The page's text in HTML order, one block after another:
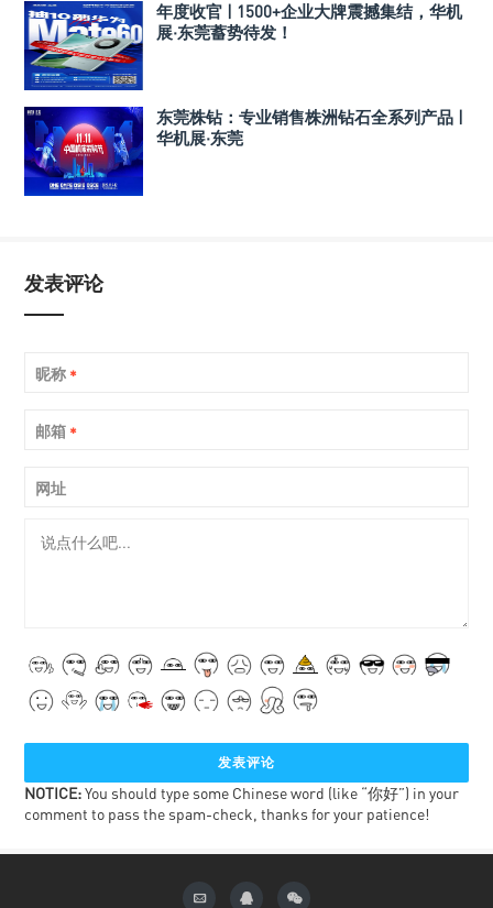
年度收官 | 1500+企业大牌震撼集结，华机
展·东莞蓄势待发！
东莞株钻：专业销售株洲钻石全系列产品 |
华机展·东莞
发表评论
昵称 *
邮箱 *
网址
NOTICE:You should type some Chinese word (like “你好”) in your
comment to pass the spam-check, thanks for your patience!